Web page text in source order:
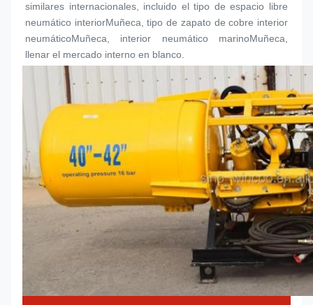
similares internacionales, incluido el tipo de espacio libre
neumático interiorMuñeca , tipo de zapato de cobre interior
neumáticoMuñeca , interior neumático marinoMuñeca
llenar el mercado interno en blanco.